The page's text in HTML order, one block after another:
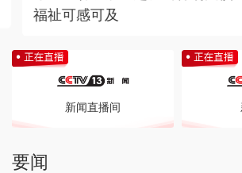
3/10 育科技创业沃土
新闻直播间
要闻